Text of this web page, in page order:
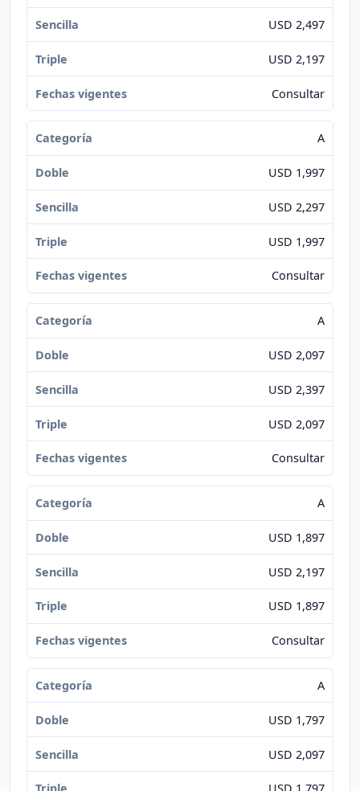
USD 2,497
USD 2,197
Consultar
A
USD 1,997
USD 2,297
USD 1,997
Consultar
A
USD 2,097
USD 2,397
USD 2,097
Consultar
A
USD 1,897
USD 2,197
USD 1,897
Consultar
A
USD 1,797
USD 2,097